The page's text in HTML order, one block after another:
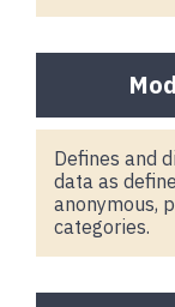
Defines and
data as
anonymous,
categories.